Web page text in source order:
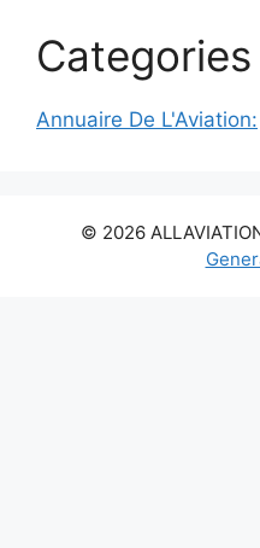
Categories
Annuaire De L'Aviation:
© 2026